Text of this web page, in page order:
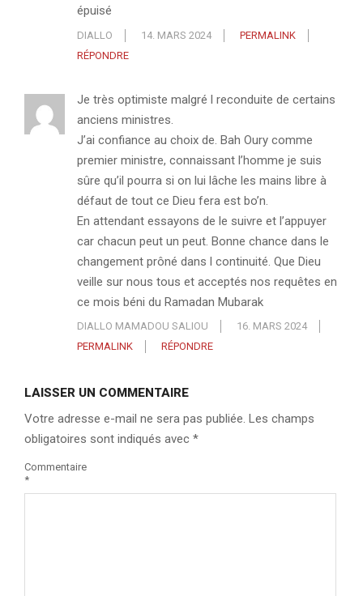
épuisé
DIALLO 14. MARS 2024
PERMALINK
RÉPONDRE
Je très optimiste malgré l reconduite de certains
anciens ministres.
J’ai confiance au choix de. Bah Oury comme
premier ministre, connaissant l’homme je suis
sûre qu’il pourra si on lui lâche les mains libre à
défaut de tout ce Dieu fera est bo’n.
En attendant essayons de le suivre et l’appuyer
car chacun peut un peut. Bonne chance dans le
changement prôné dans l continuité. Que Dieu
veille sur nous tous et acceptés nos requêtes en
ce mois béni du Ramadan Mubarak
DIALLO MAMADOU SALIOU
16. MARS 2024
PERMALINK
RÉPONDRE
LAISSER UN COMMENTAIRE
Votre adresse e-mail ne sera pas publiée. Les champs
obligatoires sont indiqués avec *
Commentaire
*